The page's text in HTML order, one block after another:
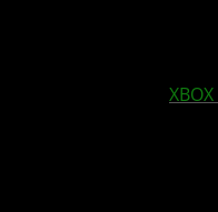
XBOX